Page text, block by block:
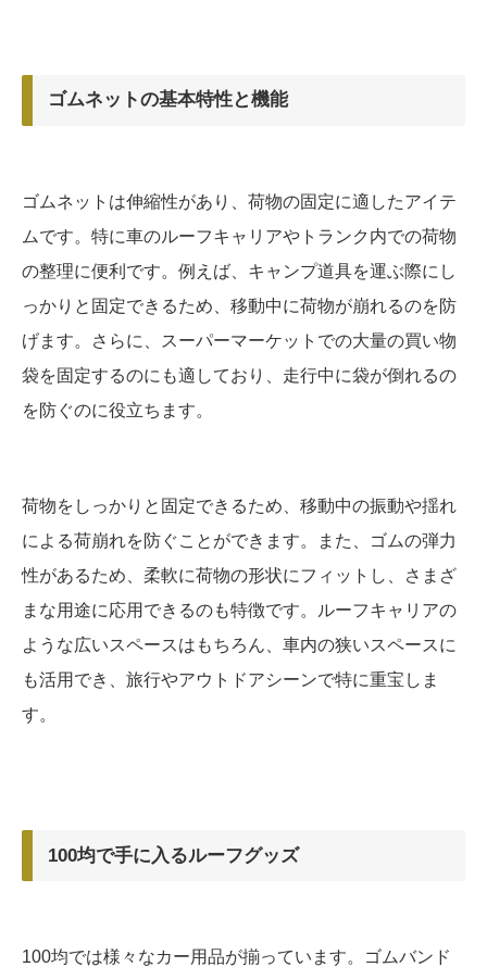
ゴムネットの基本特性と機能
ゴムネットは伸縮性があり、荷物の固定に適したアイテ
ムです。特に車のルーフキャリアやトランク内での荷物
の整理に便利です。例えば、キャンプ道具を運ぶ際にし
っかりと固定できるため、移動中に荷物が崩れるのを防
げます。さらに、スーパーマーケットでの大量の買い物
袋を固定するのにも適しており、走行中に袋が倒れるの
を防ぐのに役立ちます。
荷物をしっかりと固定できるため、移動中の振動や揺れ
による荷崩れを防ぐことができます。また、ゴムの弾力
性があるため、柔軟に荷物の形状にフィットし、さまざ
まな用途に応用できるのも特徴です。ルーフキャリアの
ような広いスペースはもちろん、車内の狭いスペースに
も活用でき、旅行やアウトドアシーンで特に重宝しま
す。
100均で手に入るルーフグッズ
100均では様々なカー用品が揃っています。ゴムバンド